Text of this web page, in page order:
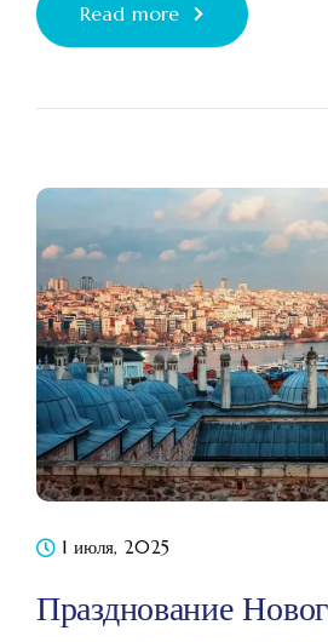
Read more
1 июля, 2025
Празднование